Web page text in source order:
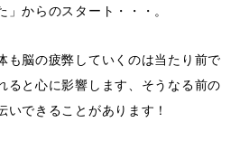
からのスタート・・・。
も脳の疲弊していくのは当たり前で
ると心に影響します、そうなる前の
いできることがあります！